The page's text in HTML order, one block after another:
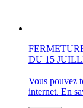
DU 15
Vous pouvez
internet. En